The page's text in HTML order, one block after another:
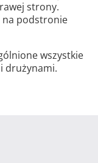
strony.
na podstronie
wszystkie
drużynami.